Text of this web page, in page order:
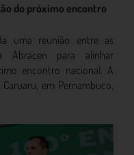
do próximo encontro
uma reunião entre as
Abracen para alinhar
encontro nacional. A
em Pernambuco,